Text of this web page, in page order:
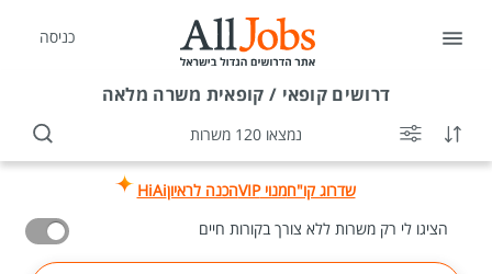
כניסה
דרושים קופאי / קופאית משרה מלאה
נמצאו 120 משרות
שדרוג קו"חמנוי VIP הכנה לראיוןHiAi
הציגו לי רק משרות ללא צורך בקורות חיים